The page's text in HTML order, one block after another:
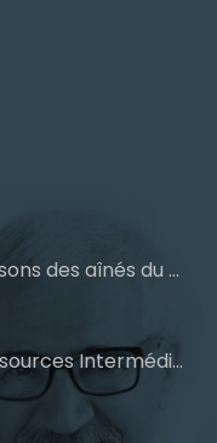
Le palmarès des meilleures Maisons des aînés du Québec
Le palmarès des meilleures Ressources Intermédiaires (RI)